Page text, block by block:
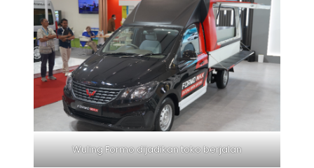
Wuling Formo dijadikan toko berjalan